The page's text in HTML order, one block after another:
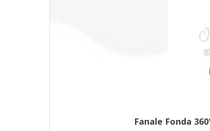
Fanale Fonda